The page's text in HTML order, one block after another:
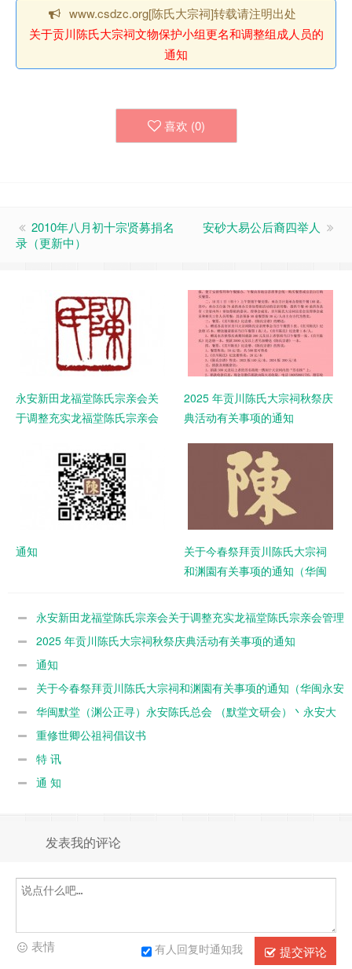
www.csdzc.org[陈氏大宗祠]转载请注明出处
关于贡川陈氏大宗祠文物保护小组更名和调整组成人员的
通知
喜欢 (0)
2010年八月初十宗贤募捐名
录（更新中）
安砂大易公后裔四举人
永安新田龙福堂陈氏宗亲会关
于调整充实龙福堂陈氏宗亲会
2025 年贡川陈氏大宗祠秋祭庆
典活动有关事项的通知
通知
关于今春祭拜贡川陈氏大宗祠
和渊園有关事项的通知（华闽
安默堂文研会）丶永安大易陈
心）
永安新田龙福堂陈氏宗亲会关于调整充实龙福堂陈氏宗亲会管理
成员和有关事项的通知
2025 年贡川陈氏大宗祠秋祭庆典活动有关事项的通知
通知
关于今春祭拜贡川陈氏大宗祠和渊園有关事项的通知（华闽永安
默堂陈联谊总会 （闽台永安默堂文研会）丶永安大易陈氏会、闽台
永安渊園文保中心）
华闽默堂（渊公正寻）永安陈氏总会 （默堂文研会）丶永安大
易陈氏会关于今春祭祖有关事项的通知
重修世卿公祖祠倡议书
特 讯
通 知
发表我的评论
提交评论
有人回复时通知我
表情